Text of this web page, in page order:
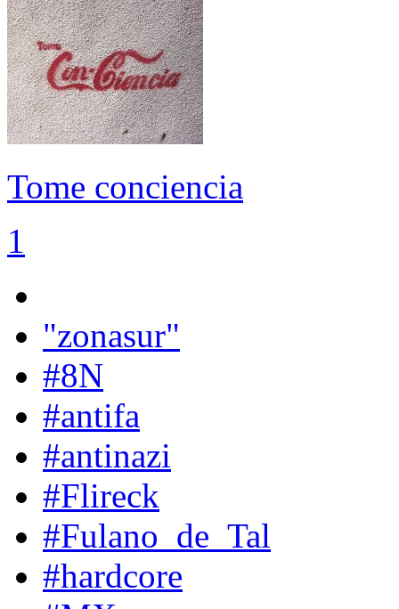
Tome conciencia
1
"zonasur"
#8N
#antifa
#antinazi
#Flireck
#Fulano_de_Tal
#hardcore